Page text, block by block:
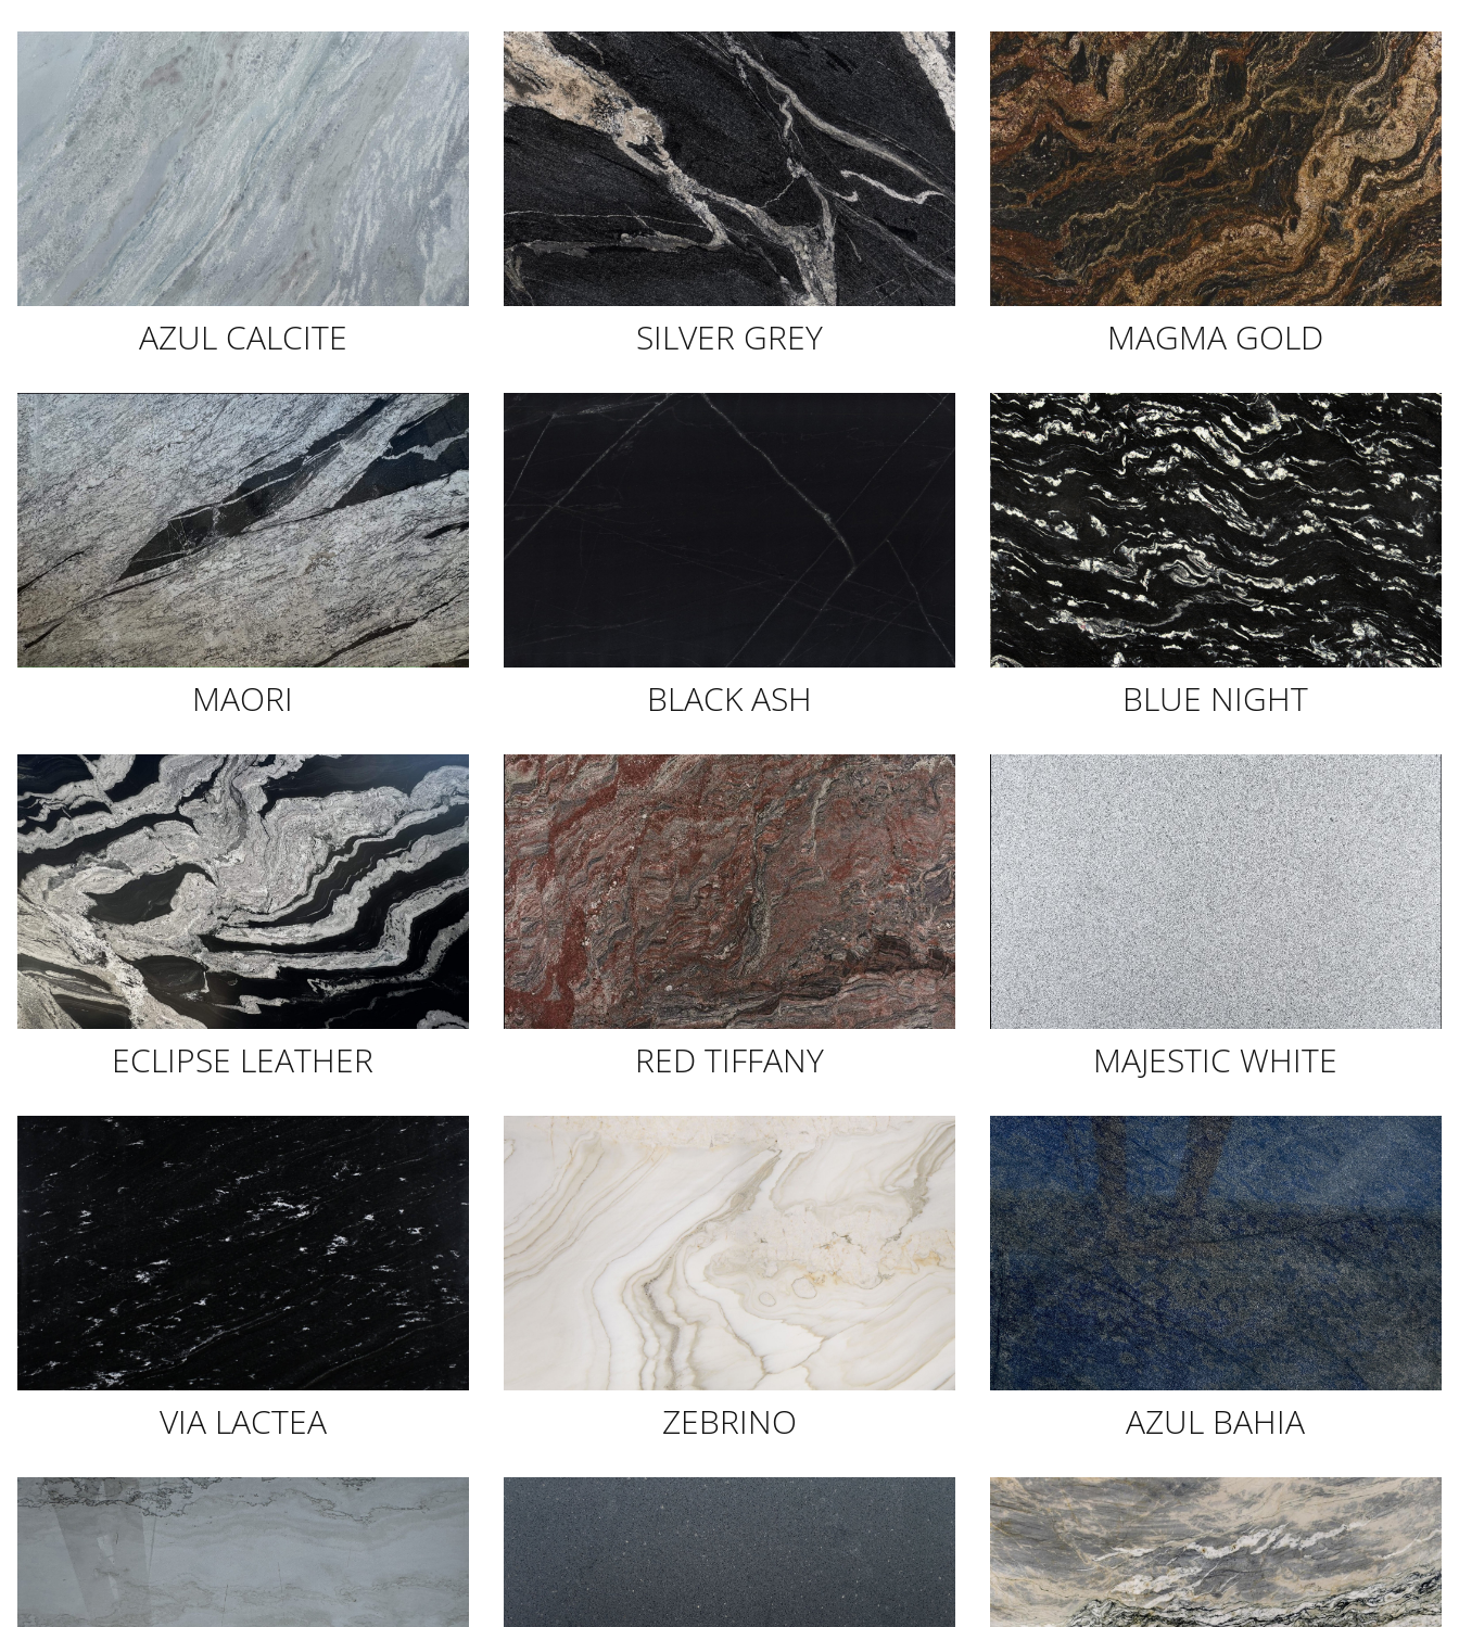
AZUL CALCITE SILVER GREY MAGMA GOLD
MAORI BLACK ASH BLUE NIGHT
ECLIPSE LEATHER RED TIFFANY MAJESTIC WHITE
VIA LACTEA ZEBRINO AZUL BAHIA